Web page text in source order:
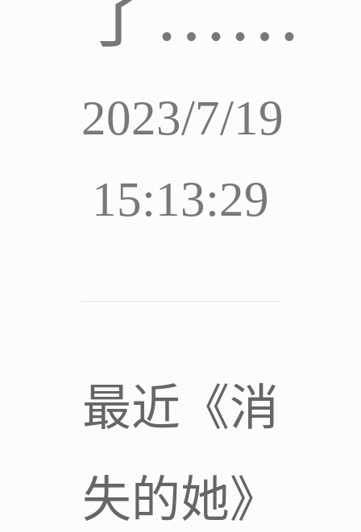
2023/7/19
15:13:29
最近《消
失的她》